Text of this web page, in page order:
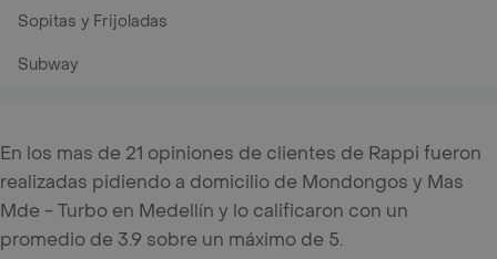
Sopitas y Frijoladas
Subway
En los mas de 21 opiniones de clientes de Rappi fueron
realizadas pidiendo a domicilio de Mondongos y Mas
Mde - Turbo en Medellín y lo calificaron con un
promedio de 3.9 sobre un máximo de 5.